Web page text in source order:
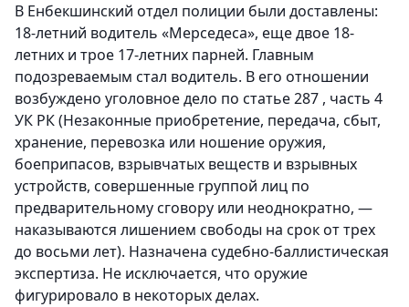
В Енбекшинский отдел полиции были доставлены:
18-летний водитель «Мерседеса», еще двое 18-
летних и трое 17-летних парней. Главным
подозреваемым стал водитель. В его отношении
возбуждено уголовное дело по статье 287 , часть 4
УК РК (Незаконные приобретение, передача, сбыт,
хранение, перевозка или ношение оружия,
боеприпасов, взрывчатых веществ и взрывных
устройств, совершенные группой лиц по
предварительному сговору или неоднократно, —
наказываются лишением свободы на срок от трех
до восьми лет). Назначена судебно-баллистическая
экспертиза. Не исключается, что оружие
фигурировало в некоторых делах.